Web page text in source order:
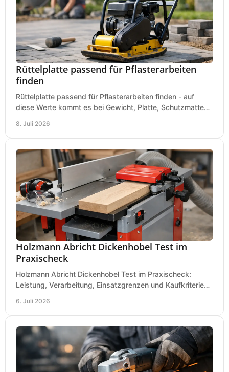
Rüttelplatte passend für Pflasterarbeiten
finden
Rüttelplatte passend für Pflasterarbeiten finden - auf
diese Werte kommt es bei Gewicht, Platte, Schutzmatte
8. Juli 2026
Holzmann Abricht Dickenhobel Test im
Praxischeck
Holzmann Abricht Dickenhobel Test im Praxischeck:
Leistung, Verarbeitung, Einsatzgrenzen und Kaufkriterien
6. Juli 2026